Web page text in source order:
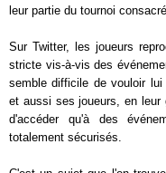
leur partie du tournoi
Sur Twitter, les joueurs
stricte vis-à-vis des
semble difficile de vouloir
et aussi ses joueurs, en leur
d'accéder qu'à des
totalement sécurisés.